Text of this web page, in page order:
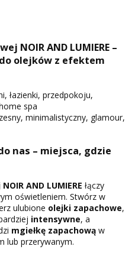
NOIR AND LUMIERE –
olejków z efektem
łazienki, przedpokoju,
spa
minimalistyczny, glamour,
nas – miejsca, gdzie
AND LUMIERE łączy
oświetleniem. Stwórz w
ulubione olejki zapachowe,
intensywne, a
mgiełkę zapachową w
lub przerywanym.